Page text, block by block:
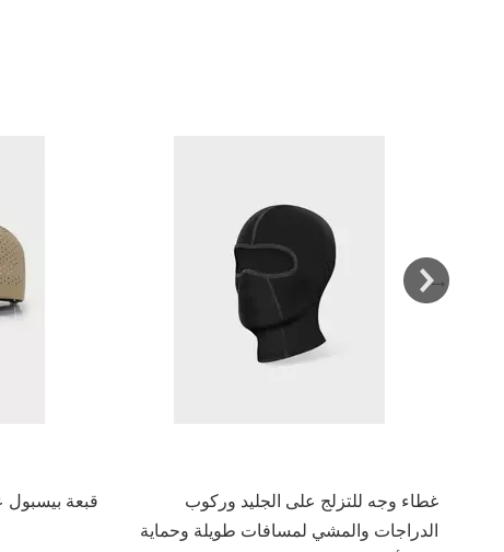
قبعة
غطاء وجه للتزلج على الجليد وركوب
الدراجات والمشي لمسافات طويلة وحماية